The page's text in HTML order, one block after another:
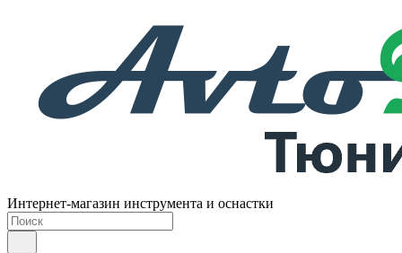
Интернет-магазин инструмента и оснастки